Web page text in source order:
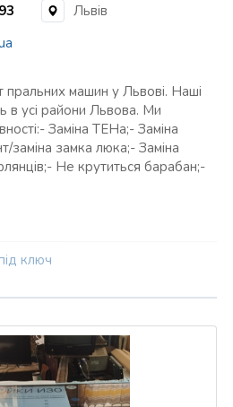
Львів
машин у Львові. Наші
в усі райони Львова. Ми
Заміна ТЕНа;- Заміна
заміна замка люка;- Заміна
Не крутиться барабан;-
ключ